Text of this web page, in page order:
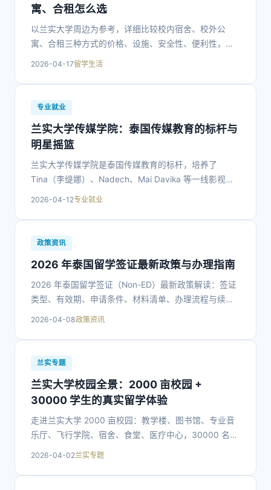
寓、合租怎么选
以兰实大学周边为参考，详细比较校内宿舍、校外公
寓、合租三种方式的价格、设施、安全性、便利性，给
出选择建议与租房注意事项。
2026-04-17留学生活
专业就业
兰实大学传媒学院：泰国传媒教育的标杆与
明星摇篮
兰实大学传媒学院是泰国传媒教育的标杆，培养了
Tina（李缇娜）、Nadech、Mai Davika 等一线影视明
星。本文介绍专业方向、师资、设备与就业前景。
2026-04-12专业就业
政策资讯
2026 年泰国留学签证最新政策与办理指南
2026 年泰国留学签证（Non-ED）最新政策解读：签证
类型、有效期、申请条件、材料清单、办理流程与续签
事项，帮助赴泰国留学的同学顺利完成签证办理。
2026-04-08政策资讯
兰实专题
兰实大学校园全景：2000 亩校园 +
30000 学生的真实留学体验
走进兰实大学 2000 亩校园：教学楼、图书馆、专业音
乐厅、飞行学院、宿舍、食堂、医疗中心，30000 名在
校生的真实留学生活与校园服务全景介绍。
2026-04-02兰实专题